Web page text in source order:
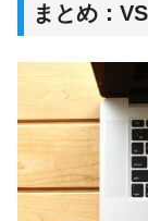
まとめ：